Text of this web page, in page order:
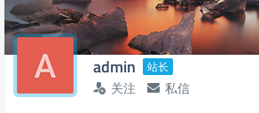
admin 站长
关注 私信